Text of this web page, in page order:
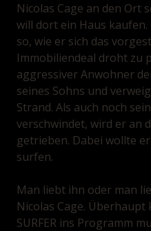
Nicolas Cage an den Ort
will dort ein Haus
so, wie er sich das
Immobiliendeal droht zu
aggressiver Anwohner
seines Sohns und
Strand. Als auch noch
verschwindet, wird er an
getrieben. Dabei wollte
surfen.
Man liebt ihn oder man
Nicolas Cage. Überhaupt
SURFER ins Programm